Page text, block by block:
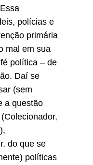
polícias e
primária
mal em sua
política – de
Daí se
(sem
a questão
do que se
políticas